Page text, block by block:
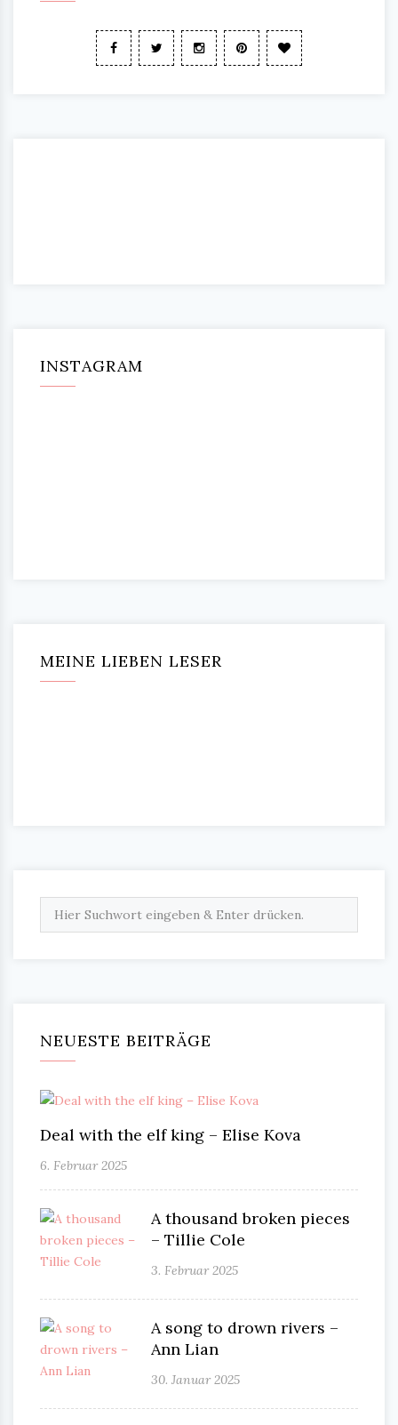
INSTAGRAM
MEINE LIEBEN LESER
NEUESTE BEITRÄGE
Deal with the elf king – Elise Kova
6. Februar 2025
A thousand broken pieces
– Tillie Cole
3. Februar 2025
A song to drown rivers –
Ann Lian
30. Januar 2025